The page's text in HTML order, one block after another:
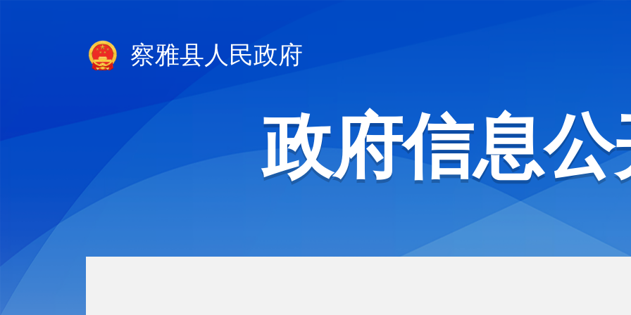
察雅县人民政府
政府信息公